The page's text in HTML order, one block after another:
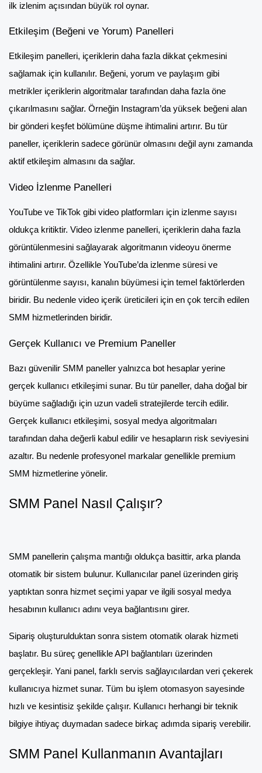
ilk izlenim açısından büyük rol oynar.
Etkileşim (Beğeni ve Yorum) Panelleri
Etkileşim panelleri, içeriklerin daha fazla dikkat çekmesini
sağlamak için kullanılır. Beğeni, yorum ve paylaşım gibi
metrikler içeriklerin algoritmalar tarafından daha fazla öne
çıkarılmasını sağlar. Örneğin Instagram’da yüksek beğeni alan
bir gönderi keşfet bölümüne düşme ihtimalini artırır. Bu tür
paneller, içeriklerin sadece görünür olmasını değil aynı zamanda
aktif etkileşim almasını da sağlar.
Video İzlenme Panelleri
YouTube ve TikTok gibi video platformları için izlenme sayısı
oldukça kritiktir. Video izlenme panelleri, içeriklerin daha fazla
görüntülenmesini sağlayarak algoritmanın videoyu önerme
ihtimalini artırır. Özellikle YouTube’da izlenme süresi ve
görüntülenme sayısı, kanalın büyümesi için temel faktörlerden
biridir. Bu nedenle video içerik üreticileri için en çok tercih edilen
SMM hizmetlerinden biridir.
Gerçek Kullanıcı ve Premium Paneller
Bazı güvenilir SMM paneller yalnızca bot hesaplar yerine
gerçek kullanıcı etkileşimi sunar. Bu tür paneller, daha doğal bir
büyüme sağladığı için uzun vadeli stratejilerde tercih edilir.
Gerçek kullanıcı etkileşimi, sosyal medya algoritmaları
tarafından daha değerli kabul edilir ve hesapların risk seviyesini
azaltır. Bu nedenle profesyonel markalar genellikle premium
SMM hizmetlerine yönelir.
SMM Panel Nasıl Çalışır?
SMM panellerin çalışma mantığı oldukça basittir, arka planda
otomatik bir sistem bulunur. Kullanıcılar panel üzerinden giriş
yaptıktan sonra hizmet seçimi yapar ve ilgili sosyal medya
hesabının kullanıcı adını veya bağlantısını girer.
Sipariş oluşturulduktan sonra sistem otomatik olarak hizmeti
başlatır. Bu süreç genellikle API bağlantıları üzerinden
gerçekleşir. Yani panel, farklı servis sağlayıcılardan veri çekerek
kullanıcıya hizmet sunar. Tüm bu işlem otomasyon sayesinde
hızlı ve kesintisiz şekilde çalışır. Kullanıcı herhangi bir teknik
bilgiye ihtiyaç duymadan sadece birkaç adımda sipariş verebilir.
SMM Panel Kullanmanın Avantajları